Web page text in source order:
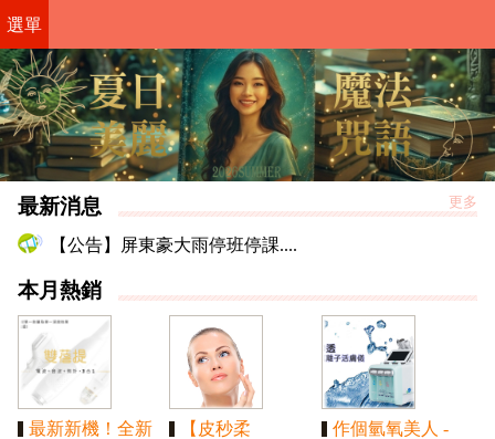
選單
最新消息 更多
【公告】屏東豪大雨停班停課....
本月熱銷
最新新機！全新
【皮秒柔
作個氫氧美人 -